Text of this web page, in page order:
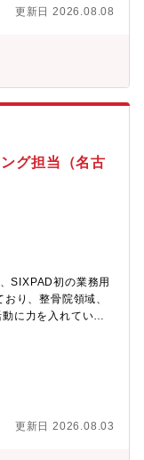
No.1から全産婦人科
だきます。【具体
ンバウンド営業
進行管理 ※実際の制
用、プロモーショ
ンサービスの企画、
■新規サービスの企
■グループ企業や
は多岐に渡ります
必要なことは範囲
を期待していま
級の医療従事者向け
看護師などが日々
医療系Webサービ
テンツ領域は、以下
書籍：国内最大級
・データベースのサ
機関向けの情報提
属】ドクターベネ
更新日 2026.08.08
グ担当（名古
SIXPAD初の業務用
り、整骨院領域、
に力を入れていま
（2）学会等への出
療ディーラーと連携
ツール制作ディレク
アクションを考えて
更新日 2026.08.03